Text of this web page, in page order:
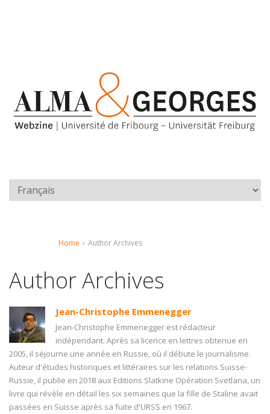
Home › Author Archives
Author Archives
Jean-Christophe Emmenegger
Jean-Christophe Emmenegger est rédacteur
indépendant. Après sa licence en lettres obtenue en
2005, il séjourne une année en Russie, où il débute le journalisme.
Auteur d'études historiques et littéraires sur les relations Suisse-
Russie, il publie en 2018 aux Editions Slatkine Opération Svetlana, un
livre qui révèle en détail les six semaines que la fille de Staline avait
passées en Suisse après sa fuite d'URSS en 1967.